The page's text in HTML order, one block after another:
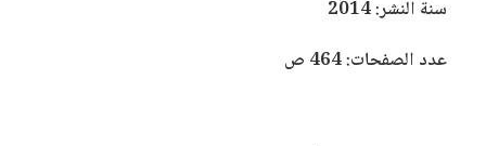
سنة النشر: 2014
عدد الصفحات: 464 ص